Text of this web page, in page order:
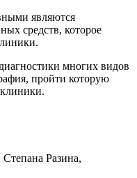
являются
средств, которое
многих видов
пройти которую
Разина,